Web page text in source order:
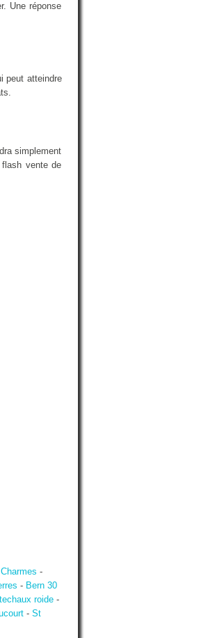
Une réponse
peut atteindre
simplement
vente de
Charmes -
- Bern 30
roide-
- St